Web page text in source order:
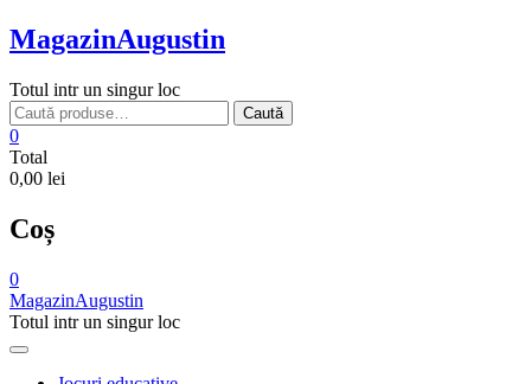
Skip
to
MagazinAugustin
Totul intr un singur loc
Caută
după:
Caută
0
Total
0,00 lei
Coș
0
MagazinAugustin
Totul intr un singur loc